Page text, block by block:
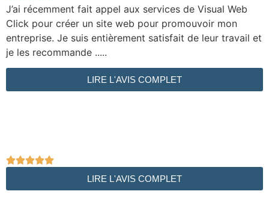
J’ai récemment fait appel aux services de Visual Web
Click pour créer un site web pour promouvoir mon
entreprise. Je suis entièrement satisfait de leur travail et
je les recommande .....
LIRE L'AVIS COMPLET

LIRE L'AVIS COMPLET